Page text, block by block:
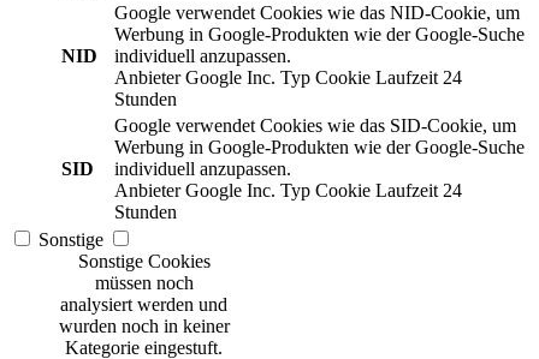
NID
Google verwendet Cookies wie das NID-Cookie, um
Werbung in Google-Produkten wie der Google-Suche
individuell anzupassen.
Anbieter Google Inc. Typ Cookie Laufzeit 24
Stunden
SID
Google verwendet Cookies wie das SID-Cookie, um
Werbung in Google-Produkten wie der Google-Suche
individuell anzupassen.
Anbieter Google Inc. Typ Cookie Laufzeit 24
Stunden
Sonstige
Sonstige Cookies
müssen noch
analysiert werden und
wurden noch in keiner
Kategorie eingestuft.